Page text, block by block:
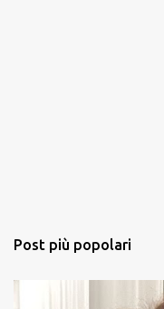
Post più popolari